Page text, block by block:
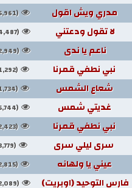
مدري ويش اقول (5,961)
لا تقول ودعتني (4,487)
ناعم يا ندى (2,949)
نبي نطفي قمرنا (1,292)
شعاع الشمس (1,734)
غديتي شمس (5,744)
نبي نطفي قمرنا (2,423)
سرى ليلي سرى (3,779)
عيني يا ولهانه (2,815)
فارس التوحيد (اوبريت) (2,089)